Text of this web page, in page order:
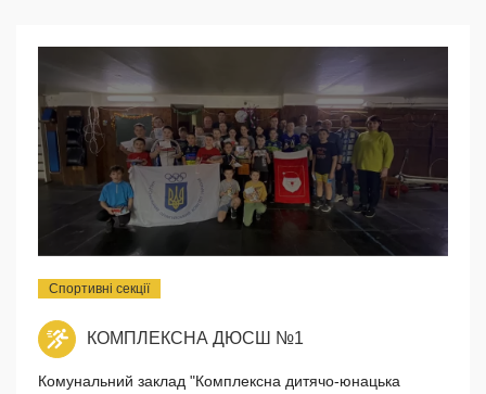
Спортивні секції
КОМПЛЕКСНА ДЮСШ №1
Комунальний заклад "Комплексна дитячо-юнацька